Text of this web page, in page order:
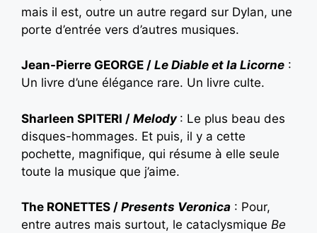
mais il est, outre un autre regard sur Dylan, une
porte d’entrée vers d’autres musiques.
Jean-Pierre GEORGE / Le Diable et la Licorne :
Un livre d’une élégance rare. Un livre culte.
Sharleen SPITERI / Melody : Le plus beau des
disques-hommages. Et puis, il y a cette
pochette, magnifique, qui résume à elle seule
toute la musique que j’aime.
The RONETTES / Presents Veronica : Pour,
entre autres mais surtout, le cataclysmique Be